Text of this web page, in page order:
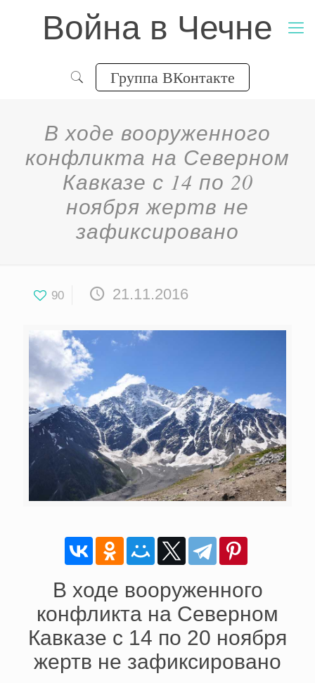
Война в Чечне
Группа ВКонтакте
В ходе вооруженного
конфликта на Северном
Кавказе с 14 по 20
ноября жертв не
зафиксировано
90 21.11.2016
В ходе вооруженного
конфликта на Северном
Кавказе с 14 по 20 ноября
жертв не зафиксировано